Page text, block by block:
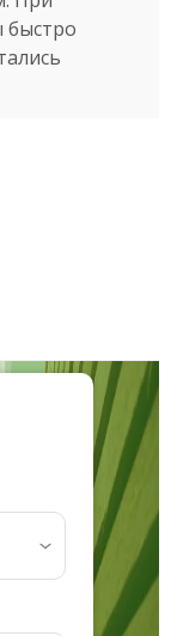
быстро